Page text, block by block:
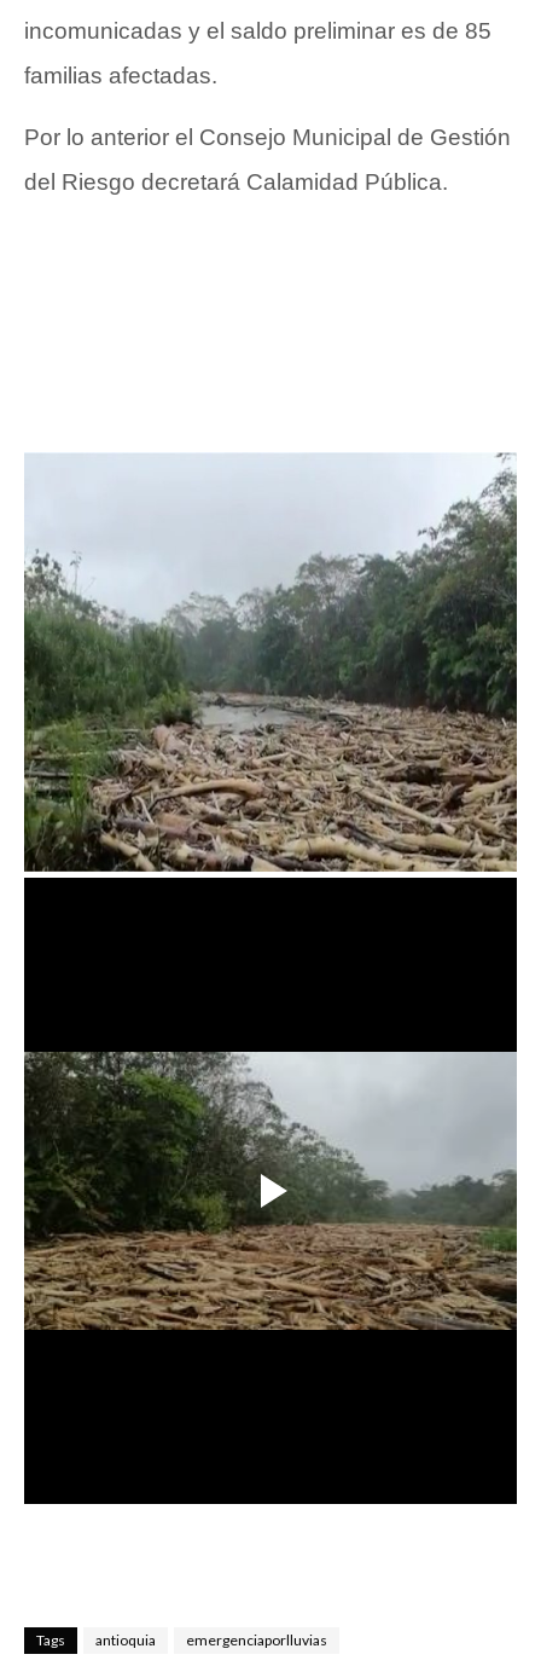
incomunicadas y el saldo preliminar es de 85
familias afectadas.
Por lo anterior el Consejo Municipal de Gestión
del Riesgo decretará Calamidad Pública.
Tags antioquia emergenciaporlluvias